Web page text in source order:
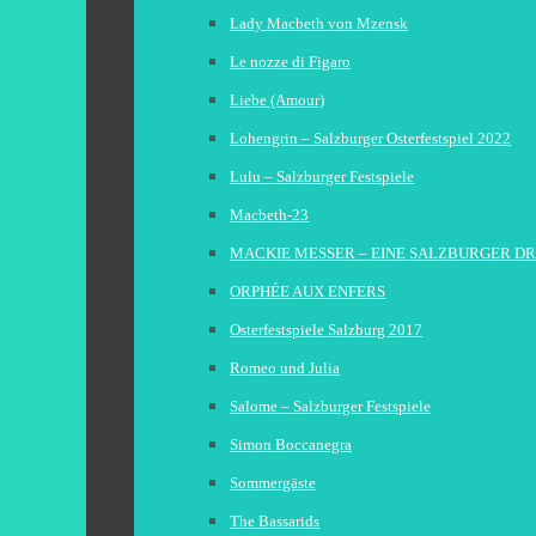
Lady Macbeth von Mzensk
Le nozze di Figaro
Liebe (Amour)
Lohengrin – Salzburger Osterfestspiel 2022
Lulu – Salzburger Festspiele
Macbeth-23
MACKIE MESSER – EINE SALZBURGER
ORPHÉE AUX ENFERS
Osterfestspiele Salzburg 2017
Romeo und Julia
Salome – Salzburger Festspiele
Simon Boccanegra
Sommergäste
The Bassarids